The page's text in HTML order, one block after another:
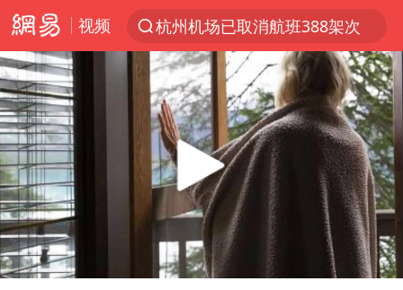
视频
杭州机场已取消航班388架次
上半年我国经营主体结构持续优化
白海豚将给京津冀带来大暴雨
《披荆斩棘2026》阵容官宣
国足U17与阿森纳决赛取消 并列冠军
女子发现前夫婚内与第三者育子
王艺迪无缘横滨赛决赛
2025年小学教师减少13.19万
Play
00:00 06:25